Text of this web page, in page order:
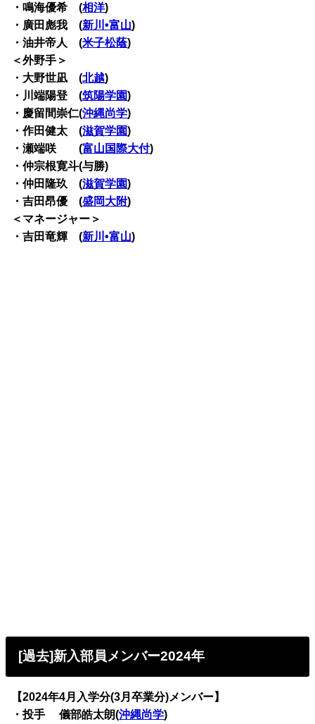
・鳴海優希 (相洋)
・廣田彪我 (新川•富山)
・油井帝人 (米子松蔭)
＜外野手＞
・大野世凪 (北越)
・川端陽登 (筑陽学園)
・慶留間崇仁(沖縄尚学)
・作田健太 (滋賀学園)
・瀬端咲 (富山国際大付)
・仲宗根寛斗(与勝)
・仲田隆玖 (滋賀学園)
・吉田昂優 (盛岡大附)
＜マネージャー＞
・吉田竜輝 (新川•富山)
[過去]新入部員メンバー2024年
【2024年4月入学分(3月卒業分)メンバー】
・投手 儀部皓太朗(沖縄尚学)